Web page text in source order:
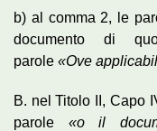
b) al comma 2, le
documento di
parole «Ove
B. nel Titolo II, Capo
parole «o il